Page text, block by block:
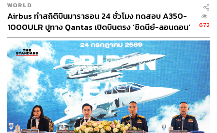
WORLD
Airbus ทำสถิติบินมาราธอน 24 ชั่วโมง ทดสอบ A350-
1000ULR ปูทาง Qantas เปิดบินตรง ‘ซิดนีย์-ลอนดอน’
ปี 2027
672